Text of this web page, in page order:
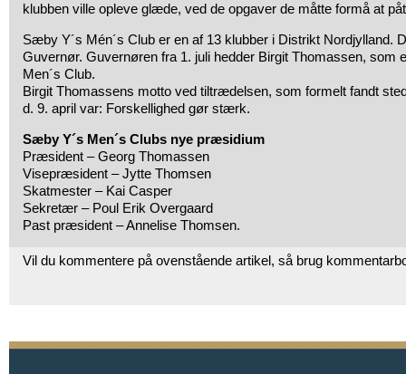
klubben ville opleve glæde, ved de opgaver de måtte formå at
Sæby Y´s Mén´s Club er en af 13 klubber i Distrikt Nordjylland.
Guvernør. Guvernøren fra 1. juli hedder Birgit Thomassen, som
Men´s Club.
Birgit Thomassens motto ved tiltrædelsen, som formelt fandt
d. 9. april var: Forskellighed gør stærk.
Sæby Y´s Men´s Clubs nye præsidium
Præsident – Georg Thomassen
Visepræsident – Jytte Thomsen
Skatmester – Kai Casper
Sekretær – Poul Erik Overgaard
Past præsident – Annelise Thomsen.
Vil du kommentere på ovenstående artikel, så brug